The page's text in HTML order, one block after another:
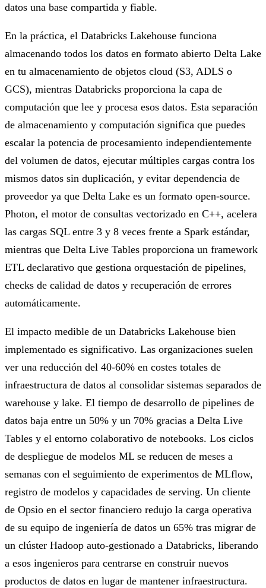
datos una base compartida y fiable.
En la práctica, el Databricks Lakehouse funciona
almacenando todos los datos en formato abierto Delta Lake
en tu almacenamiento de objetos cloud (S3, ADLS o
GCS), mientras Databricks proporciona la capa de
computación que lee y procesa esos datos. Esta separación
de almacenamiento y computación significa que puedes
escalar la potencia de procesamiento independientemente
del volumen de datos, ejecutar múltiples cargas contra los
mismos datos sin duplicación, y evitar dependencia de
proveedor ya que Delta Lake es un formato open-source.
Photon, el motor de consultas vectorizado en C++, acelera
las cargas SQL entre 3 y 8 veces frente a Spark estándar,
mientras que Delta Live Tables proporciona un framework
ETL declarativo que gestiona orquestación de pipelines,
checks de calidad de datos y recuperación de errores
automáticamente.
El impacto medible de un Databricks Lakehouse bien
implementado es significativo. Las organizaciones suelen
ver una reducción del 40-60% en costes totales de
infraestructura de datos al consolidar sistemas separados de
warehouse y lake. El tiempo de desarrollo de pipelines de
datos baja entre un 50% y un 70% gracias a Delta Live
Tables y el entorno colaborativo de notebooks. Los ciclos
de despliegue de modelos ML se reducen de meses a
semanas con el seguimiento de experimentos de MLflow,
registro de modelos y capacidades de serving. Un cliente
de Opsio en el sector financiero redujo la carga operativa
de su equipo de ingeniería de datos un 65% tras migrar de
un clúster Hadoop auto-gestionado a Databricks, liberando
a esos ingenieros para centrarse en construir nuevos
productos de datos en lugar de mantener infraestructura.